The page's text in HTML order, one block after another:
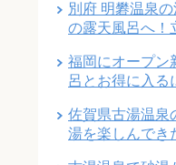
別府 明礬温泉
の露天風呂へ！
福岡にオープン
呂とお得に入る
佐賀県古湯温泉
湯を楽しんでき